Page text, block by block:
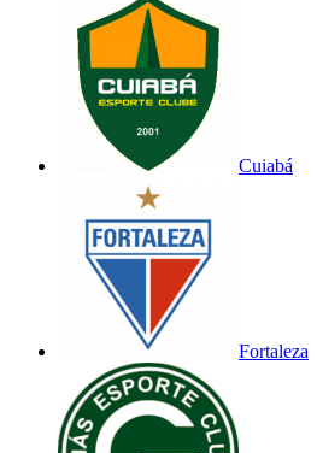
Cuiabá
Fortaleza